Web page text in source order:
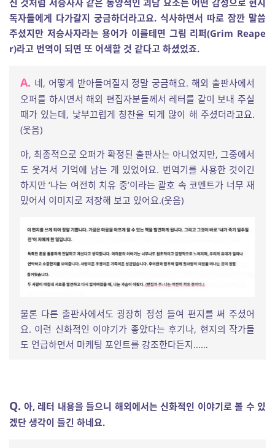
신 것처럼 저승사자 같은 동양적인 괴담 요소는 어떤 감성으로 현지
독자들에게 다가갈지 궁금하더라고요. 식사하면서 따로 잠깐 말씀
주셨지만 저승사자라는 용어가 이를테면 그림 리퍼(Grim Reape
r)라고 번역이 되면 또 어색할 것 같다고 하셨었죠.
A. 네, 어떻게 받아들여질지 정말 궁금해요. 해외 출판사에서
오퍼를 하시면서 해외 편집자분들께서 레터를 같이 보내 주실
때가 있는데, 낯부끄럽게 칭찬을 되게 많이 해 주셨더라고요.
(웃음)
아, 최종적으로 오퍼가 확정된 출판사는 아니었지만, 그중에서
도 웃겨서 기억에 남는 게 있었어요. 번역기를 사용한 것이긴
하지만 ‘나는 여전히 치유 중’이라는 괄호 속 코멘트가 너무 재
밌어서 이미지로 저장해 보고 있어요.(웃음)
물론 다른 출판사에서도 굉장히 정성 들여 편지를 써 주셨어
요. 이런 신화적인 이야기가 좋았다는 후기나, 현지의 작가들
도 언급하면서 마케팅 포인트를 강조한다든지……
Q. 아, 레터 내용을 들으니 해외에서는 신화적인 이야기로 볼 수 있
겠단 생각이 들긴 하네요.